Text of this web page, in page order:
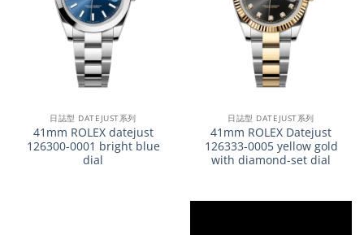
日誌型 DATEJUST系列
41mm ROLEX datejust
126300-0001 bright blue
dial
日誌型 DATEJUST系列
41mm ROLEX Datejust
126333-0005 yellow gold
with diamond-set dial